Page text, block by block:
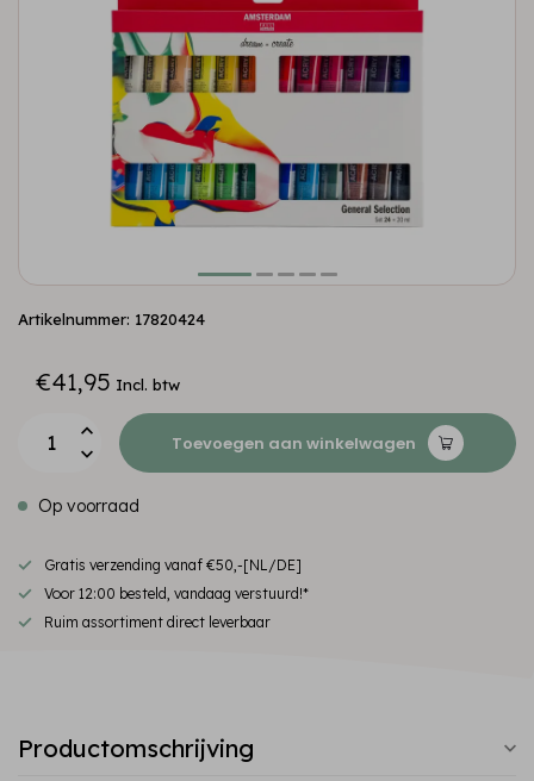
Artikelnummer: 17820424
€41,95 Incl. btw
Toevoegen aan winkelwagen
Op voorraad
Gratis verzending vanaf €50,-[NL/DE]
Voor 12:00 besteld, vandaag verstuurd!*
Ruim assortiment direct leverbaar
Productomschrijving